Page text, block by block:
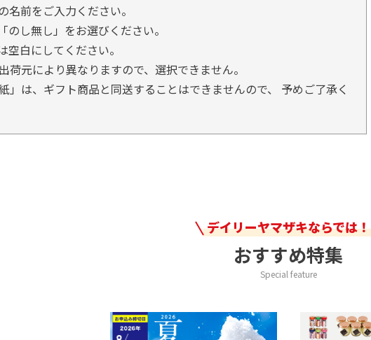
名前をご入力ください。
し無し」をお選びください。
白にしてください。
荷元により異なりますので、選択できません。
」は、ギフト商品と同送することはできませんので、 予めご了承く
デイリーヤマザキならでは！
おすすめ特集
Special feature